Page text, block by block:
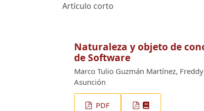
Artículo corto
Naturaleza y objeto de
de Software
Marco Tulio Guzmán Martínez,
Asunción
PDF